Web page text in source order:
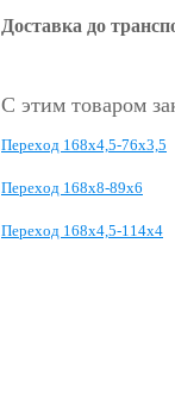
Доставка до
С этим товаром
Переход 168х4,5-76х3,5
Переход 168х8-89х6
Переход 168х4,5-114х4